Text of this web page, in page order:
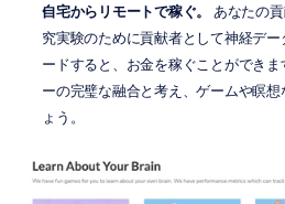
自宅からリモートで稼ぐ。
あなたの
究実験のために貢献者として神経デ
ードすると、お金を稼ぐことができ
ーの完璧な融合と考え、ゲームや瞑
ょう。